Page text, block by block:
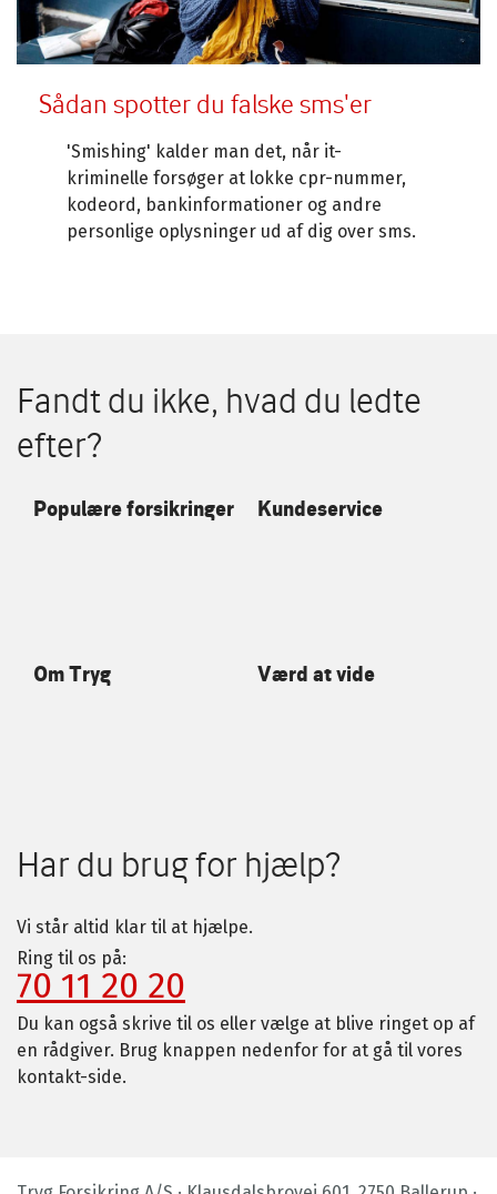
Sådan spotter du falske sms'er
'Smishing' kalder man det, når it-
kriminelle forsøger at lokke cpr-nummer,
kodeord, bankinformationer og andre
personlige oplysninger ud af dig over sms.
Fandt du ikke, hvad du ledte
efter?
Populære forsikringer Kundeservice
Om Tryg Værd at vide
Har du brug for hjælp?
Vi står altid klar til at hjælpe.
Ring til os på:
70 11 20 20
Du kan også skrive til os eller vælge at blive ringet op af
en rådgiver. Brug knappen nedenfor for at gå til vores
kontakt-side.